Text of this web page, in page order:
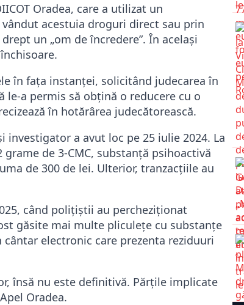
Oradea, care a utilizat un
acestuia droguri direct sau prin
un „om de încredere”. În același
în fața instanței, solicitând judecarea în
a permis să obțină o reducere cu o
în hotărârea judecătorească.
a avut loc pe 25 iulie 2024. La
de 3-CMC, substanță psihoactivă
de 300 de lei. Ulterior, tranzacțiile au
când polițiștii au percheziționat
găsite mai multe pliculețe cu substanțe
electronic care prezenta reziduuri
însă nu este definitivă. Părțile implicate
Oradea.